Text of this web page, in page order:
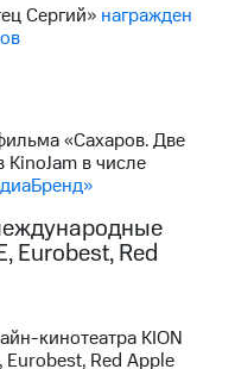
Сергий» награжден
«Сахаров. Две
в числе
Eurobest, Red
кинотеатра KION
Eurobest, Red Apple